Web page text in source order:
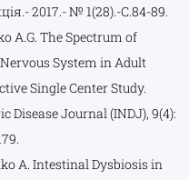
2017.- № 1(28).-С.84-89.
A.G. The Spectrum of
System in Adult
Single Center Study.
Journal (INDJ), 9(4):
A. Intestinal Dysbiosis in